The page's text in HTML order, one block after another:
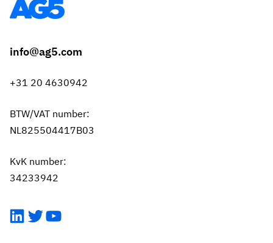
info@ag5.com
+31 20 4630942
BTW/VAT number:
NL825504417B03
KvK number:
34233942
LinkedIn
TwitterYouTube